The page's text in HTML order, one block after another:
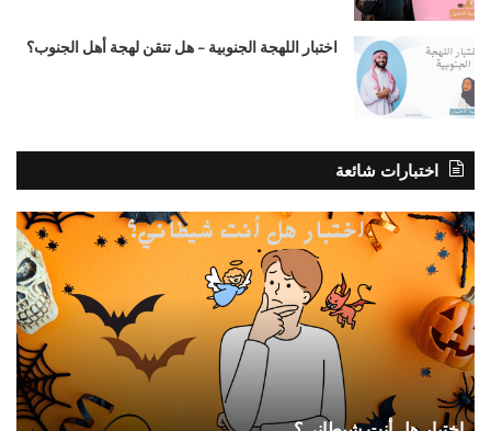
اختبار اللهجة الجنوبية – هل تتقن لهجة أهل الجنوب؟
اختبارات شائعة
اختبار
هل
أنت
شيطاني؟
هل
؟